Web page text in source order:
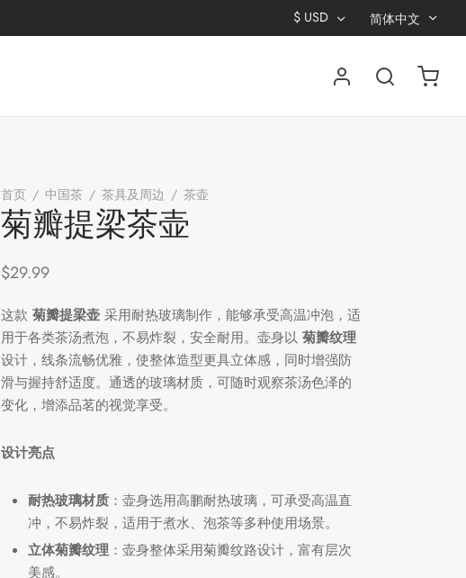
$ USD 简体中文
首页 / 中国茶 / 茶具及周边 / 茶壶
菊瓣提梁茶壶
$29.99
这款 菊瓣提梁壶 采用耐热玻璃制作，能够承受高温冲泡，适
用于各类茶汤煮泡，不易炸裂，安全耐用。壶身以 菊瓣纹理
设计，线条流畅优雅，使整体造型更具立体感，同时增强防
滑与握持舒适度。通透的玻璃材质，可随时观察茶汤色泽的
变化，增添品茗的视觉享受。
设计亮点
耐热玻璃材质 ：壶身选用高鹏耐热玻璃，可承受高温直
冲，不易炸裂，适用于煮水、泡茶等多种使用场景。
立体菊瓣纹理 ：壶身整体采用菊瓣纹路设计，富有层次
美感。